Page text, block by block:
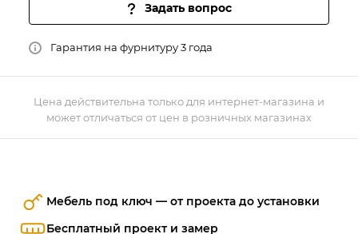
Мебель под ключ — от проекта до установки
Бесплатный проект и замер
Цена действительна только для интернет-магазина и
может отличаться от цен в розничных магазинах
Задать вопрос
Гарантия на фурнитуру 3 года